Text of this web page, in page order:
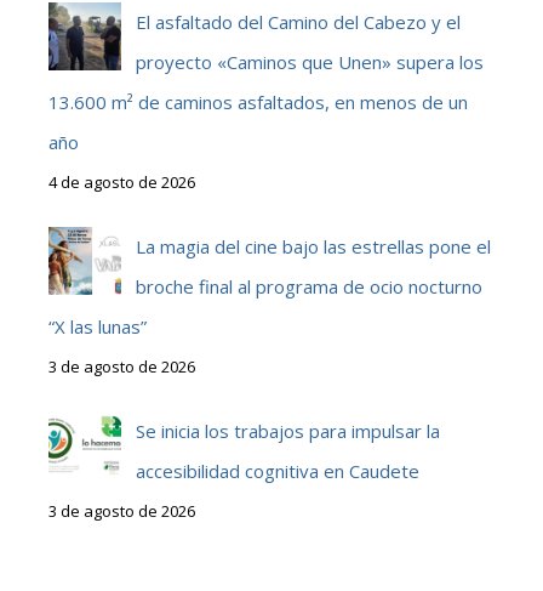
El asfaltado del Camino del Cabezo y el
proyecto «Caminos que Unen» supera los
13.600 m² de caminos asfaltados, en menos de un
año
4 de agosto de 2026
La magia del cine bajo las estrellas pone el
broche final al programa de ocio nocturno
“X las lunas”
3 de agosto de 2026
Se inicia los trabajos para impulsar la
accesibilidad cognitiva en Caudete
3 de agosto de 2026